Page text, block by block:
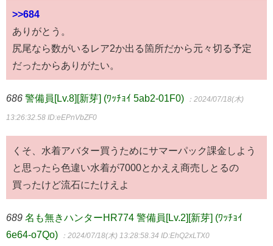
>>684
ありがとう。
尻尾なら数がいるレア2か出る箇所だから元々切る予定
だったからありがたい。
686 警備員[Lv.8][新芽] (ﾜｯﾁｮｲ 5ab2-01F0) ：2024/07/18(木)
13:26:32.58 ID:eEPnVbZF0
くそ、水着アバター買うためにサマーパック課金しよう
と思ったら色違い水着が7000とかええ商売しとるの
買ったけど流石にたけえよ
689 名も無きハンターHR774 警備員[Lv.2][新芽] (ﾜｯﾁｮｲ
6e64-o7Qo)
：2024/07/18(木) 13:28:58.34 ID:EhQ2xLTX0